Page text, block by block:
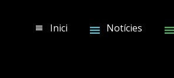
Inici Notícies